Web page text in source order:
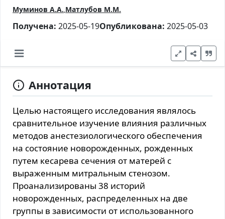
Муминов А.А. Матлубов М.М.
Получена: 2025-05-19Опубликована: 2025-05-03
Аннотация
Целью настоящего исследования являлось
сравнительное изучение влияния различных
методов анестезиологического обеспечения
на состояние новорожденных, рожденных
путем кесарева сечения от матерей с
выраженным митральным стенозом.
Проанализированы 38 историй
новорожденных, распределенных на две
группы в зависимости от использованного